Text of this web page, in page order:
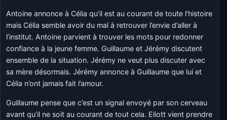
Antoine annonce à Célia qu’il est au courant de toute l’histoire
mais Célia semble avoir du mal à retrouver l’envie d’aller à
l’institut. Antoine parvient à trouver les mots pour redonner
confiance à la jeune femme. Guillaume et Jérémy discutent
ensemble de la situation. Jérémy ne veut plus discuter avec
sa mère désormais. Jérémy annonce à Guillaume que lui et
Célia n’ont jamais fait l’amour.
Guillaume pense que c’est un signal envoyé par son cerveau
avant qu’il ne soit au courant de tout cela. Eliott vient prendre